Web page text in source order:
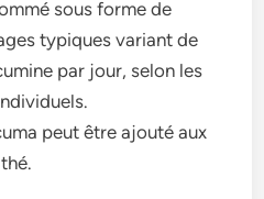
sous forme de
typiques variant de
par jour, selon les
peut être ajouté aux